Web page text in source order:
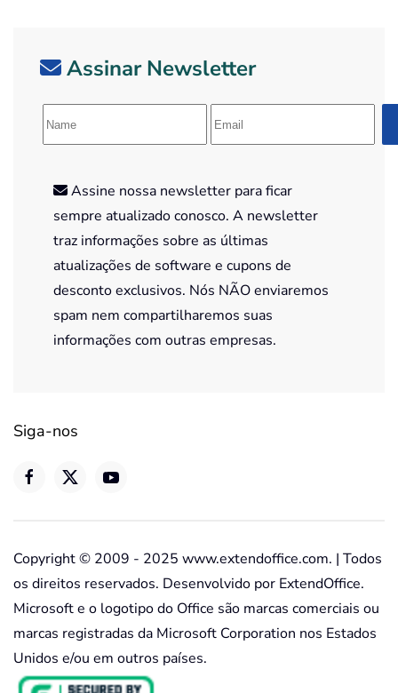
Assinar Newsletter
Assine nossa newsletter para ficar
sempre atualizado conosco. A newsletter
traz informações sobre as últimas
atualizações de software e cupons de
desconto exclusivos. Nós NÃO enviaremos
spam nem compartilharemos suas
informações com outras empresas.
Siga-nos
Copyright © 2009 - 2025 www.extendoffice.com. | Todos
os direitos reservados. Desenvolvido por ExtendOffice.
Microsoft e o logotipo do Office são marcas comerciais ou
marcas registradas da Microsoft Corporation nos Estados
Unidos e/ou em outros países.